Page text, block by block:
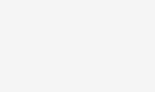
over 5 Begeleiden